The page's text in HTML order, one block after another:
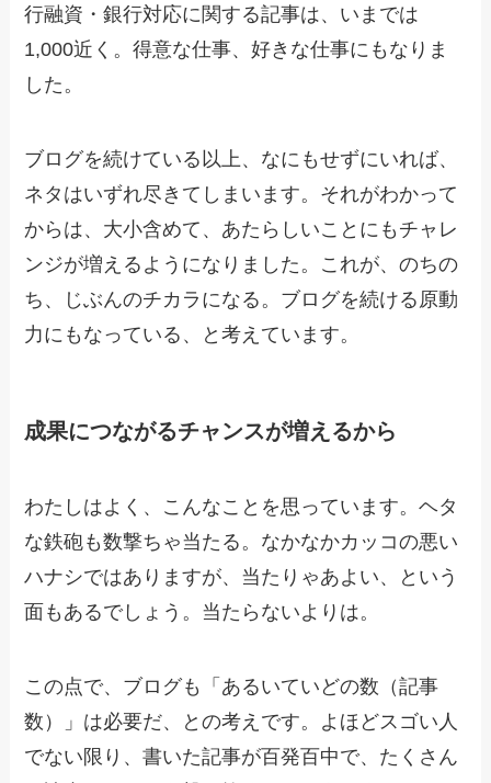
行融資・銀行対応に関する記事は、いまでは
1,000近く。得意な仕事、好きな仕事にもなりま
した。
ブログを続けている以上、なにもせずにいれば、
ネタはいずれ尽きてしまいます。それがわかって
からは、大小含めて、あたらしいことにもチャレ
ンジが増えるようになりました。これが、のちの
ち、じぶんのチカラになる。ブログを続ける原動
力にもなっている、と考えています。
成果につながるチャンスが増えるから
わたしはよく、こんなことを思っています。ヘタ
な鉄砲も数撃ちゃ当たる。なかなかカッコの悪い
ハナシではありますが、当たりゃあよい、という
面もあるでしょう。当たらないよりは。
この点で、ブログも「あるいていどの数（記事
数）」は必要だ、との考えです。よほどスゴい人
でない限り、書いた記事が百発百中で、たくさん